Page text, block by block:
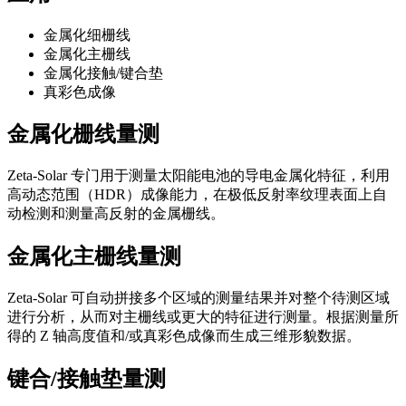
金属化细栅线
金属化主栅线
金属化接触/键合垫
真彩色成像
金属化栅线量测
Zeta-Solar 专门用于测量太阳能电池的导电金属化特征，利用
高动态范围（HDR）成像能力，在极低反射率纹理表面上自
动检测和测量高反射的金属栅线。
金属化主栅线量测
Zeta-Solar 可自动拼接多个区域的测量结果并对整个待测区域
进行分析，从而对主栅线或更大的特征进行测量。根据测量所
得的 Z 轴高度值和/或真彩色成像而生成三维形貌数据。
键合/接触垫量测